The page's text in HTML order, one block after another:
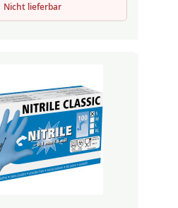
Nicht lieferbar